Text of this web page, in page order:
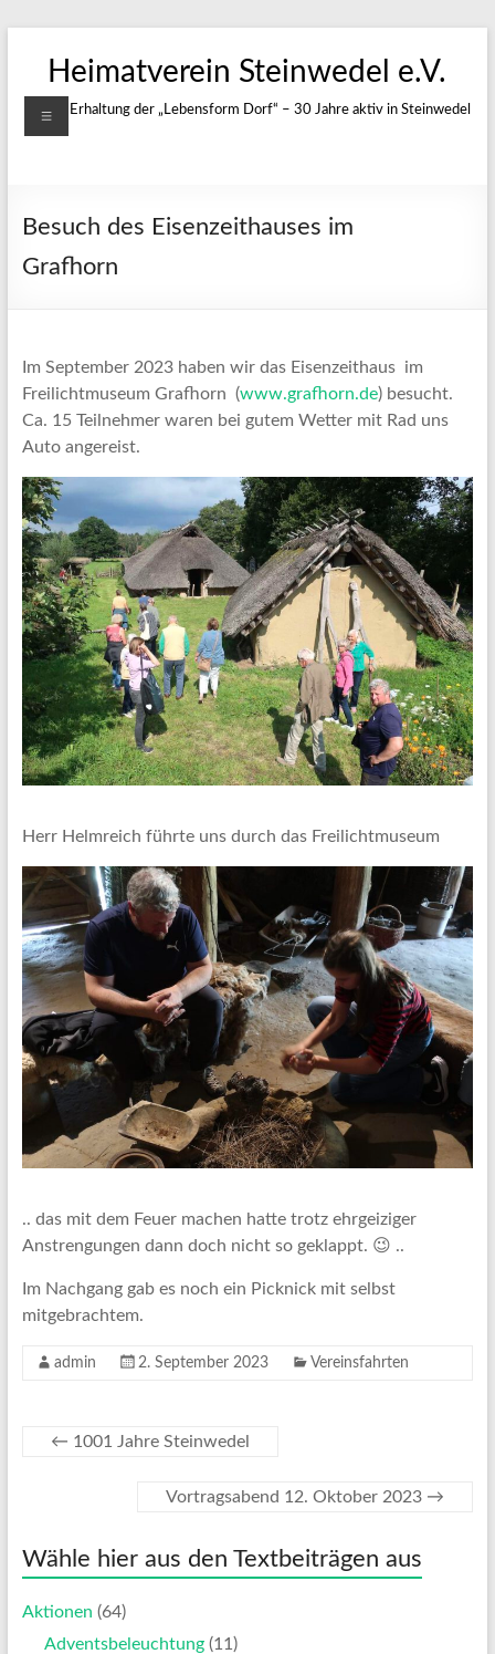
Inhalt
springenHeimatverein Steinwedel e.V.
Für die Erhaltung der „Lebensform Dorf“ – 30 Jahre aktiv in Steinwedel
Menü
Besuch des Eisenzeithauses im
Grafhorn
Im September 2023 haben wir das Eisenzeithaus im
Freilichtmuseum Grafhorn (www.grafhorn.de) besucht.
Ca. 15 Teilnehmer waren bei gutem Wetter mit Rad uns
Auto angereist.
Herr Helmreich führte uns durch das Freilichtmuseum
.. das mit dem Feuer machen hatte trotz ehrgeiziger
Anstrengungen dann doch nicht so geklappt. 😉 ..
Im Nachgang gab es noch ein Picknick mit selbst
mitgebrachtem.
admin 2. September 2023 Vereinsfahrten
← 1001 Jahre Steinwedel
Vortragsabend 12. Oktober 2023 →
Wähle hier aus den Textbeiträgen aus
Aktionen (64)
Adventsbeleuchtung(11)